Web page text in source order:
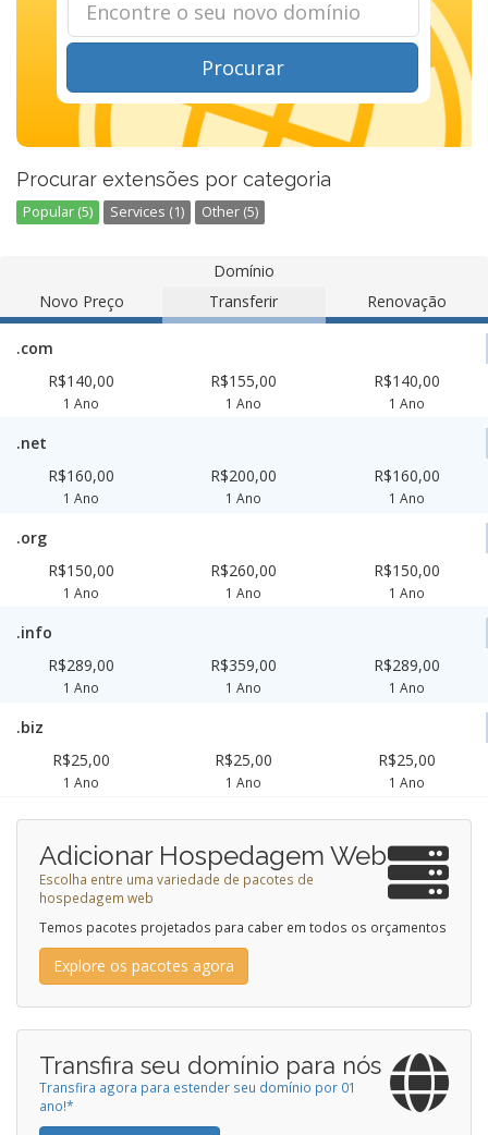
Procurar
Procurar extensões por categoria
Popular (5) Services (1) Other (5)
Domínio
Novo Preço
Transferir Renovação
.com
R$140,00
1 Ano
R$155,00
1 Ano
R$140,00
1 Ano
.net
R$160,00
1 Ano
R$200,00
1 Ano
R$160,00
1 Ano
.org
R$150,00
1 Ano
R$260,00
1 Ano
R$150,00
1 Ano
.info
R$289,00
1 Ano
R$359,00
1 Ano
R$289,00
1 Ano
.biz
R$25,00
1 Ano
R$25,00
1 Ano
R$25,00
1 Ano
Adicionar Hospedagem Web
Escolha entre uma variedade de pacotes de
hospedagem web
Temos pacotes projetados para caber em todos os orçamentos
Explore os pacotes agora
Transfira seu domínio para nós
Transfira agora para estender seu domínio por 01
ano!*